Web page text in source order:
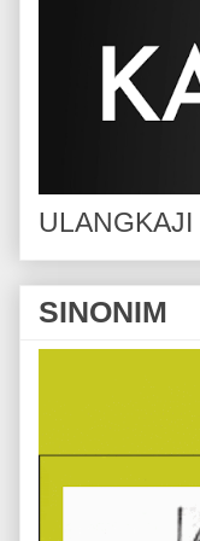
ULANGKAJI
SINONIM